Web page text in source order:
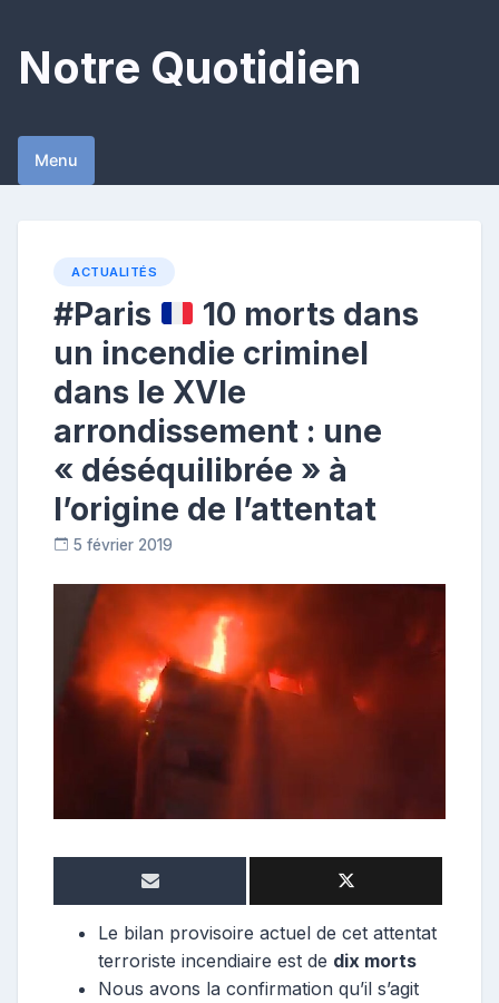
content
Notre Quotidien
Menu
ACTUALITÉS
#Paris
10 morts dans
un incendie criminel
dans le XVIe
arrondissement : une
« déséquilibrée » à
l’origine de l’attentat
5 février 2019
e
p
s
t
Le bilan provisoire actuel de cet attentat
terroriste incendiaire est de dix morts
Nous avons la confirmation qu’il s’agit